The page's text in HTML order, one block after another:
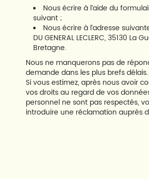
Nous écrire à l’aide du
suivant ;
Nous écrire à l’adresse
DU GENERAL LECLERC, 35130 La
Bretagne.
Nous ne manquerons pas de
demande dans les plus brefs délais.
Si vous estimez, après nous avoir
vos droits au regard de vos
personnel ne sont pas respectés,
introduire une réclamation auprès